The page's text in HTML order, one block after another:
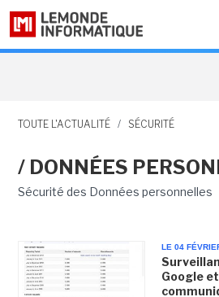
TOUTE L'ACTUALITÉ / SÉCURITÉ
/ DONNÉES
Sécurité des Données personnelles
LE 04
Google